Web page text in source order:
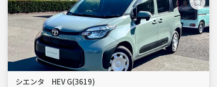
シエンタ HEV G(3619)